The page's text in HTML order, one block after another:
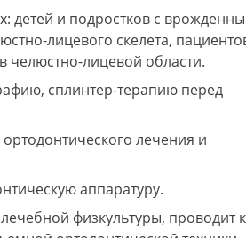
детей и подростков с
лицевого скелета,
челюстно-лицевой области.
сплинтер-терапию перед
лечения и
аппаратуру.
физкультуры, проводит